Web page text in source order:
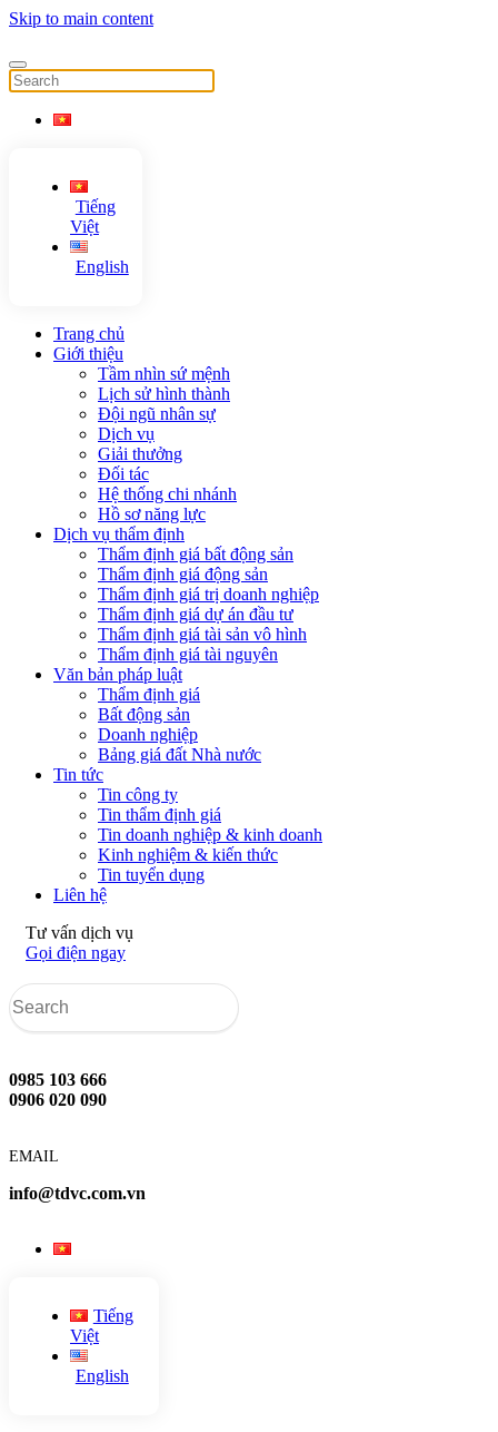
Skip to main content
Tiếng
Việt
English
Trang chủ
Giới thiệu
Tầm nhìn sứ mệnh
Lịch sử hình thành
Đội ngũ nhân sự
Dịch vụ
Giải thưởng
Đối tác
Hệ thống chi nhánh
Hồ sơ năng lực
Dịch vụ thẩm định
Thẩm định giá bất động sản
Thẩm định giá động sản
Thẩm định giá trị doanh nghiệp
Thẩm định giá dự án đầu tư
Thẩm định giá tài sản vô hình
Thẩm định giá tài nguyên
Văn bản pháp luật
Thẩm định giá
Bất động sản
Doanh nghiệp
Bảng giá đất Nhà nước
Tin tức
Tin công ty
Tin thẩm định giá
Tin doanh nghiệp & kinh doanh
Kinh nghiệm & kiến thức
Tin tuyển dụng
Liên hệ
Tư vấn dịch vụ
Gọi điện ngay
0985 103 666
0906 020 090
EMAIL
info@tdvc.com.vn
Tiếng
Việt
English